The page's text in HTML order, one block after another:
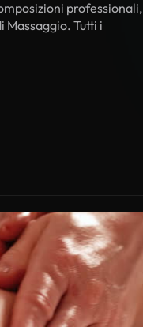
professionali,
Tutti i